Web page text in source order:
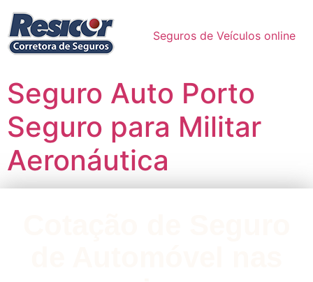
Seguros de Veículos online
Seguro Auto Porto
Seguro para Militar
Aeronáutica